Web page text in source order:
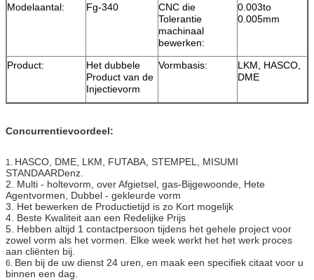
Modelaantal:
Fg-340
CNC die
Tolerantie
machinaal
bewerken:
0.003to
0.005mm
Product:
Het dubbele
Product van de
Injectievorm
Vormbasis:
LKM, HASCO,
DME
Concurrentievoordeel:
1. HASCO, DME, LKM, FUTABA, STEMPEL, MISUMI
STANDAARDenz.
2. Multi - holtevorm, over Afgietsel, gas-Bijgewoonde, Hete
Agentvormen, Dubbel - gekleurde vorm
3. Het bewerken de Productietijd is zo Kort mogelijk
4. Beste Kwaliteit aan een Redelijke Prijs
5. Hebben altijd 1 contactpersoon tijdens het gehele project voor
zowel vorm als het vormen. Elke week werkt het het werk proces
aan cliënten bij.
6. Ben bij de uw dienst 24 uren, en maak een specifiek citaat voor u
binnen een dag.